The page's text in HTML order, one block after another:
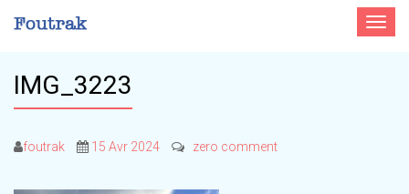
Toggle
IMG_3223
foutrak 15 Avr 2024 zero comment